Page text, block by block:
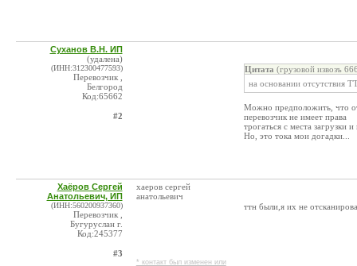
Суханов В.Н. ИП
(удалена)
(ИНН:312300477593)
Перевозчик ,
Белгород
Код:65662
#2
Цитата (грузовой извозъ
на основании отсутствия
Можно предположить, что
перевозчик не имеет права
трогаться с места загрузки
Но, это тока мои догадки...
Хаёров Сергей
Анатольевич, ИП
(ИНН:560200937360)
Перевозчик ,
Бугуруслан г.
Код:245377
#3
хаеров сергей
анатольевич
* контакт был изменен или
ттн были,я их не